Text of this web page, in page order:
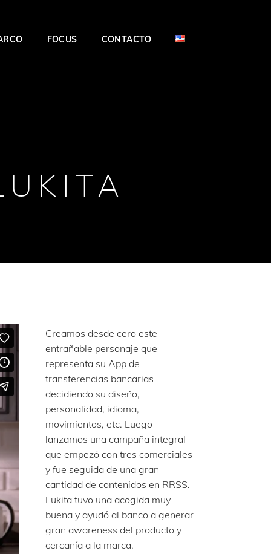
FOCUS CONTACTO
Creamos desde cero este
entrañable personaje que
representa su App de
transferencias bancarias
decidiendo su diseño,
personalidad, idioma,
movimientos, etc. Luego
lanzamos una campaña integral
que empezó con tres comerciales
y fue seguida de una gran
cantidad de contenidos en RRSS.
Lukita tuvo una acogida muy
buena y ayudó al banco a generar
gran awareness del producto y
cercanía a la marca.